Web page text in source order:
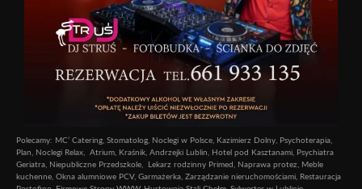
Polecamy: MC’ Catering, Stomatolog, Noclegi w Polsce, Kazimierz Dolny, Psychoterapia,
Plan, Noclegi Relax, Atrium, Kraśnik, Andrzejki Lublin, Hotel pod Kasztanami, Psychiatra
Geriatra, Niepubliczne Przedszkole, Lekarz rodzinny Primed , Naprawa protez, Meble
kuchenne, Okna alumniowe PCV, Garmażerka, Zarządzanie nieruchomościami, Restauracja